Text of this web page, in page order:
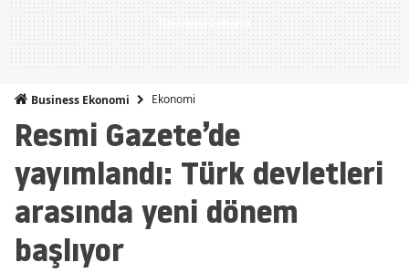
Business Ekonomi Ekonomi
Resmi Gazete’de
yayımlandı: Türk devletleri
arasında yeni dönem
başlıyor